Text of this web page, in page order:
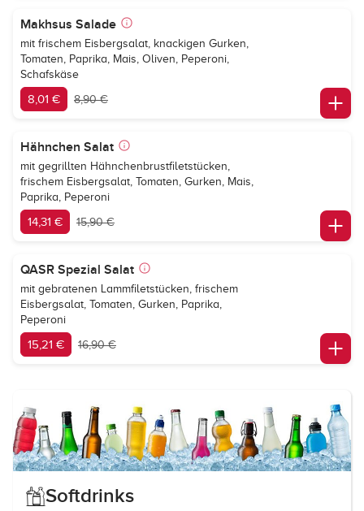
Makhsus Salade
mit frischem Eisbergsalat, knackigen Gurken,
Tomaten, Paprika, Mais, Oliven, Peperoni,
Schafskäse
8,01 € 8,90 €
Hähnchen Salat
mit gegrillten Hähnchenbrustfiletstücken,
frischem Eisbergsalat, Tomaten, Gurken, Mais,
Paprika, Peperoni
14,31 € 15,90 €
QASR Spezial Salat
mit gebratenen Lammfiletstücken, frischem
Eisbergsalat, Tomaten, Gurken, Paprika,
Peperoni
15,21 € 16,90 €
Softdrinks